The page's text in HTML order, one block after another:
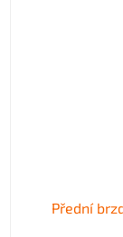
Přední